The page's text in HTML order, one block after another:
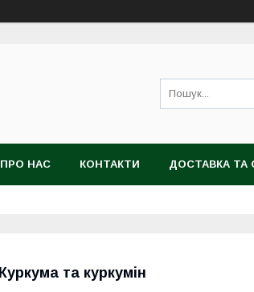
ПРО НАС КОНТАКТИ ДОСТАВКА ТА
Куркума та куркумін